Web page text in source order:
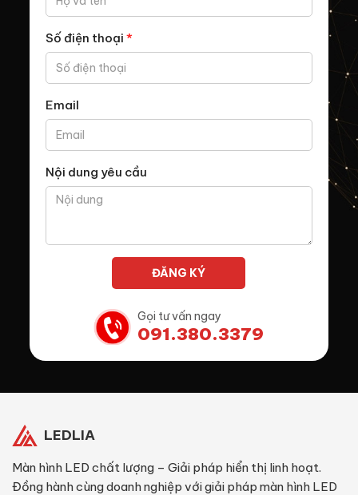
Số điện thoại *
Email
Nội dung yêu cầu
Gọi tư vấn ngay
091.380.3379
LEDLIA
Màn hình LED chất lượng – Giải pháp hiển thị linh hoạt.
Đồng hành cùng doanh nghiệp với giải pháp màn hình LED